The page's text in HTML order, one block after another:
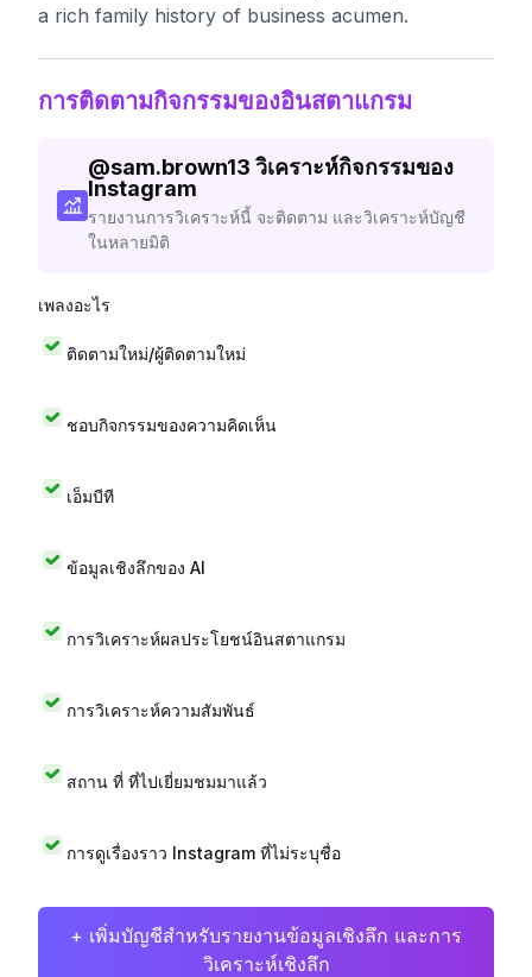
a rich family history of business acumen.
การติดตามกิจกรรมของอินสตาแกรม
@sam.brown13 วิเคราะห์กิจกรรมของ
Instagram
รายงานการวิเคราะห์นี้ จะติดตาม และวิเคราะห์บัญชี
ในหลายมิติ
เพลงอะไร
ติดตามใหม่/ผู้ติดตามใหม่
ชอบกิจกรรมของความคิดเห็น
เอ็มบีที
ข้อมูลเชิงลึกของ AI
การวิเคราะห์ผลประโยชน์อินสตาแกรม
การวิเคราะห์ความสัมพันธ์
สถาน ที่ ที่ไปเยี่ยมชมมาแล้ว
การดูเรื่องราว Instagram ที่ไม่ระบุชื่อ
+ เพิ่มบัญชีสำหรับรายงานข้อมูลเชิงลึก และการ
วิเคราะห์เชิงลึก